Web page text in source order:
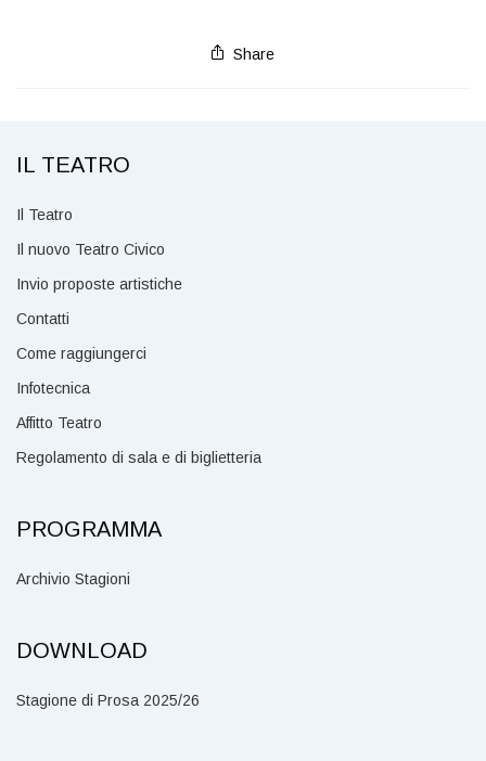
Share
IL TEATRO
Il Teatro
Il nuovo Teatro Civico
Invio proposte artistiche
Contatti
Come raggiungerci
Infotecnica
Affitto Teatro
Regolamento di sala e di biglietteria
PROGRAMMA
Archivio Stagioni
DOWNLOAD
Stagione di Prosa 2025/26